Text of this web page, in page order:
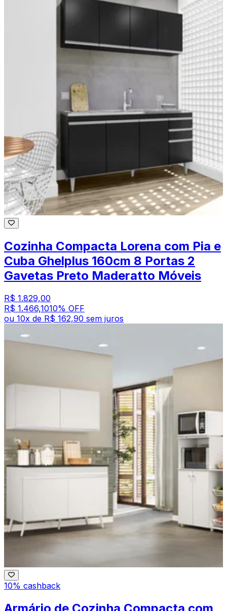
Cozinha Compacta Lorena com Pia e
Cuba Ghelplus 160cm 8 Portas 2
Gavetas Preto Maderatto Móveis
R$ 1.829,00
R$ 1.466,1010% OFF
ou 10x de R$ 162,90 sem juros
10% cashback
Armário de Cozinha Compacta com